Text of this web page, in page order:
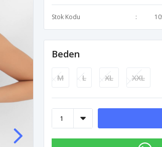
Stok Kodu
Beden
M L XL XXL